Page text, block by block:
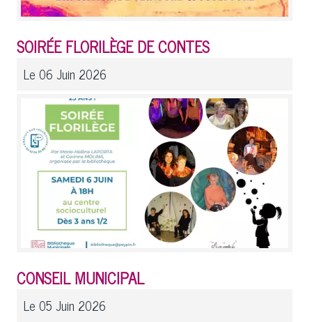
SOIRÉE FLORILÈGE DE CONTES
Le 06 Juin 2026
CONSEIL MUNICIPAL
Le 05 Juin 2026